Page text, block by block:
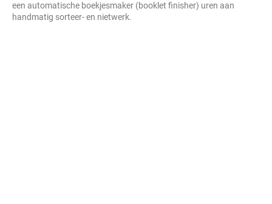
een automatische boekjesmaker (booklet finisher) uren aan
handmatig sorteer- en nietwerk.